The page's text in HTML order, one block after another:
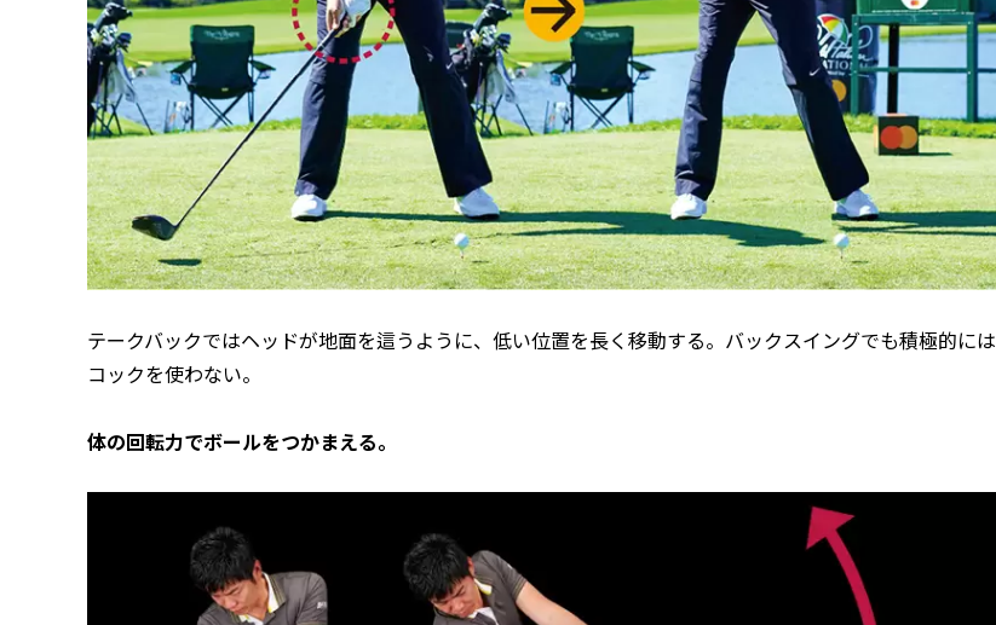
テークバックではヘッドが地面を這うように、低い位置を長く移動する。バックスイングでも積極的には
コックを使わない。
体の回転力でボールをつかまえる。